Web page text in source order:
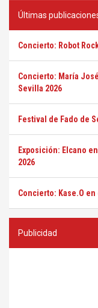
Últimas
Concierto: Robot
Concierto: María
Sevilla 2026
Festival de Fado de
Exposición: Elcano
2026
Concierto: Kase.O
Publicidad